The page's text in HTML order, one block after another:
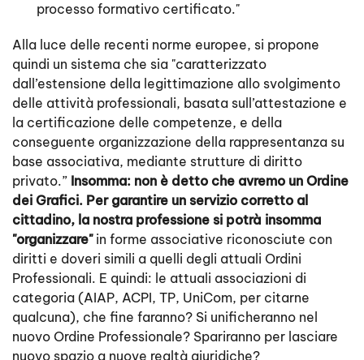
processo formativo certificato."
Alla luce delle recenti norme europee, si propone
quindi un sistema che sia "caratterizzato
dall’estensione della legittimazione allo svolgimento
delle attività professionali, basata sull’attestazione e
la certificazione delle competenze, e della
conseguente organizzazione della rappresentanza su
base associativa, mediante strutture di diritto
privato.” Insomma: non è detto che avremo un Ordine
dei Grafici. Per garantire un servizio corretto al
cittadino, la nostra professione si potrà insomma
"organizzare"in forme associative riconosciute con
diritti e doveri simili a quelli degli attuali Ordini
Professionali. E quindi: le attuali associazioni di
categoria (AIAP, ACPI, TP, UniCom, per citarne
qualcuna), che fine faranno? Si unificheranno nel
nuovo Ordine Professionale? Spariranno per lasciare
nuovo spazio a nuove realtà giuridiche?